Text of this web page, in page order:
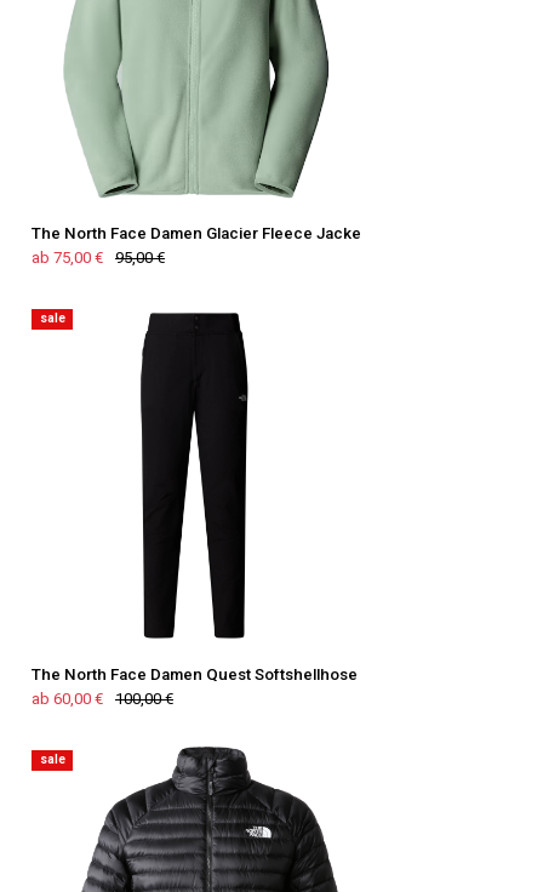
The North Face Damen Glacier Fleece Jacke
ab 75,00 €
95,00 €
sale
The North Face Damen Quest Softshellhose
ab 60,00 €
100,00 €
sale